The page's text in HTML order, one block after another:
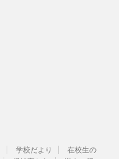
学校だより
在校生の